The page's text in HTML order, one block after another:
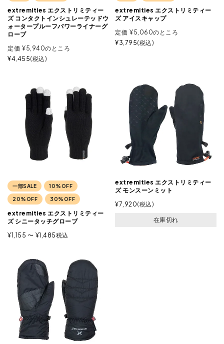
extremities エクストリミティー
ズ コンタクトインシュレーテッドウ
ォータープルーフパワーライナーグ
ローブ
定価 ¥5,940のところ
¥4,455 税込
extremities エクストリミティー
ズ アイスキャップ
定価 ¥5,060のところ
¥3,795 税込
一部SALE 10%OFF
20%OFF 30%OFF
extremities エクストリミティー
ズ シニータッチグローブ
¥1,155 〜 ¥1,485税込
extremities エクストリミティー
ズ モンスーンミット
¥7,920 税込
在庫切れ